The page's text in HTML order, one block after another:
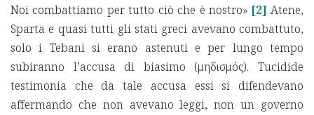
Noi combattiamo per tutto ciò che è nostro» [2] Atene,
Sparta e quasi tutti gli stati greci avevano combattuto,
solo i Tebani si erano astenuti e per lungo tempo
subiranno l’accusa di biasimo (μηδισμός). Tucidide
testimonia che da tale accusa essi si difendevano
affermando che non avevano leggi, non un governo